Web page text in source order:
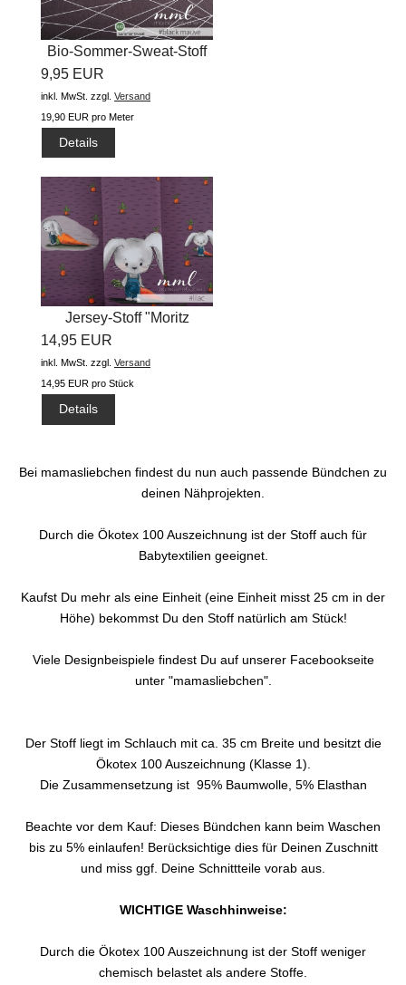
Bio-Sommer-Sweat-Stoff
"Jeans...
9,95 EUR
inkl. MwSt. zzgl. Versand
19,90 EUR pro Meter
Details
Jersey-Stoff "Moritz
Möhrchen...
14,95 EUR
inkl. MwSt. zzgl. Versand
14,95 EUR pro Stück
Details
Bei mamasliebchen findest du nun auch passende Bündchen zu
deinen Nähprojekten.
Durch die Ökotex 100 Auszeichnung ist der Stoff auch für
Babytextilien geeignet.
Kaufst Du mehr als eine Einheit (eine Einheit misst 25 cm in der
Höhe) bekommst Du den Stoff natürlich am Stück!
Viele Designbeispiele findest Du auf unserer Facebookseite
unter "mamasliebchen".
Der Stoff liegt im Schlauch mit ca. 35 cm Breite und besitzt die
Ökotex 100 Auszeichnung (Klasse 1).
Die Zusammensetzung ist 95% Baumwolle, 5% Elasthan
Beachte vor dem Kauf: Dieses Bündchen kann beim Waschen
bis zu 5% einlaufen! Berücksichtige dies für Deinen Zuschnitt
und miss ggf. Deine Schnittteile vorab aus.
WICHTIGE Waschhinweise:
Durch die Ökotex 100 Auszeichnung ist der Stoff weniger
chemisch belastet als andere Stoffe.